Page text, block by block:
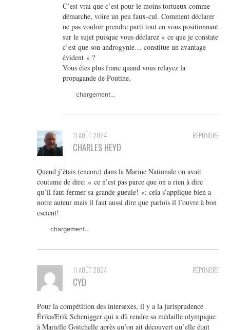
C’est vrai que c’est pour le moins tortueux comme
démarche, voire un peu faux-cul. Comment déclarer
ne pas vouloir prendre parti tout en vous positionnant
sur le sujet puisque vous déclarez « ce que je constate
c’est que son androgynie… constitue un avantage
évident » ?
Vous êtes plus franc quand vous relayez la
propagande de Poutine.
chargement…
RÉPONDRE
11 AOÛT 2024
CHARLES HEYD
Quand j’étais (encore) dans la Marine Nationale on avait
coutume de dire: « ce n’est pas parce que on a rien à dire
qu’il faut fermer sa grande gueule! »; cela s’applique bien a
notre auteur mais il faut aussi dire que parfois il l’ouvre à bon
escient!
chargement…
RÉPONDRE
11 AOÛT 2024
CYD
Pour la compétition des intersexes, il y a la jurisprudence
Érika/Erik Schenigger qui a dû rendre sa médaille olympique
à Marielle Goitchelle après qu’on ait découvert qu’elle était